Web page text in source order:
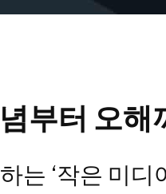
부터 오해
는 ‘작은 미디